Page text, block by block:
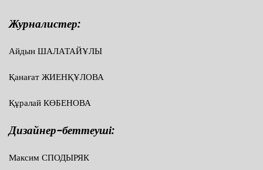
Журналистер:
Айдын ШАЛАТАЙҰЛЫ
Қанағат ЖИЕНҚҰЛОВА
Құралай КӨБЕНОВА
Дизайнер-беттеуші:
Максим СПОДЫРЯК